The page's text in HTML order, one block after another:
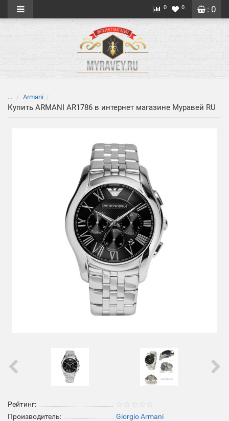
: 0
0 0
... Armani
Купить ARMANI AR1786 в интернет магазине Муравей RU
Рейтинг:
Производитель:
Giorgio Armani